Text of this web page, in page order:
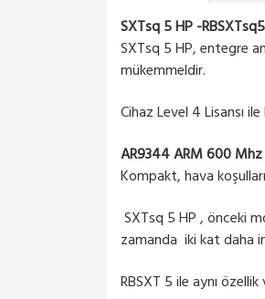
SXTsq 5 HP -
SXTsq 5 HP, entegre
mükemmeldir.
Cihaz Level 4 Lisansı
AR9344 ARM 600
Kompakt, hava
SXTsq 5 HP , önceki
zamanda iki kat daha
RBSXT 5 ile aynı